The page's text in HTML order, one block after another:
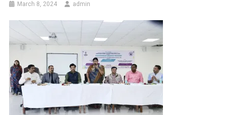
March 8, 2024 admin